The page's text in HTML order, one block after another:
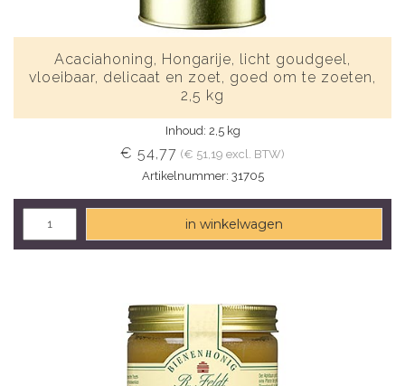
Acaciahoning, Hongarije, licht goudgeel,
vloeibaar, delicaat en zoet, goed om te zoeten,
2,5 kg
Inhoud: 2,5 kg
€ 54,77 (€ 51,19 excl. BTW)
Artikelnummer: 31705
in winkelwagen